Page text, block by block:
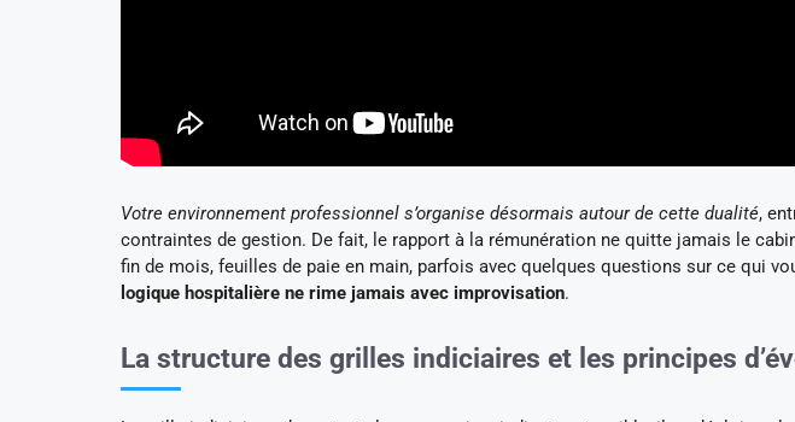
Votre environnement professionnel s’organise désormais autour de cette dualité,
contraintes de gestion. De fait, le rapport à la rémunération ne quitte jamais le
fin de mois, feuilles de paie en main, parfois avec quelques questions sur ce qui
logique hospitalière ne rime jamais avec improvisation.
La structure des grilles indiciaires et les principes